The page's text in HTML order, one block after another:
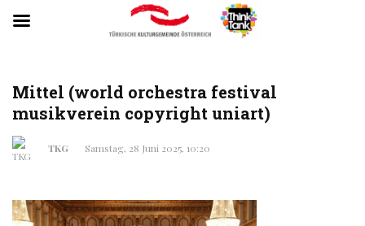
Mittel (world orchestra festival
musikverein copyright uniart)
TKG Samstag, 28 Juni 2025, 10:20